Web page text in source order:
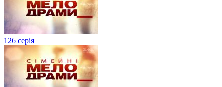
126 серія